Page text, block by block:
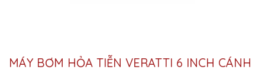
MÁY BƠM HỎA TIỄN VERATTI 6 INCH CÁNH